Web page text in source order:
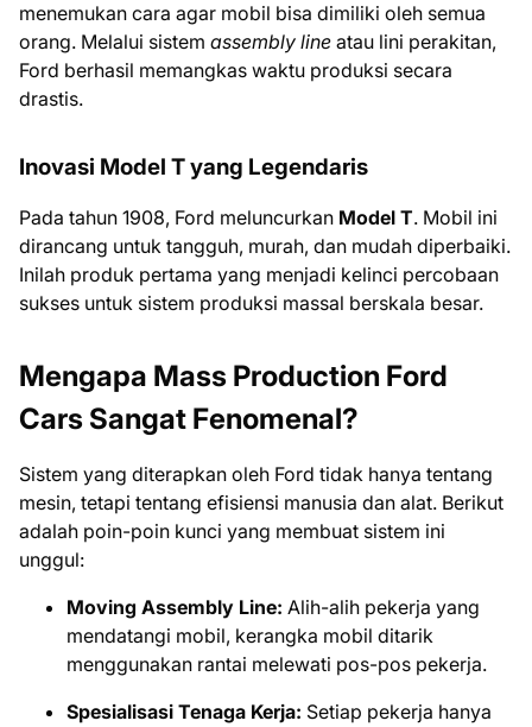
menemukan cara agar mobil bisa dimiliki oleh semua
orang. Melalui sistem assembly line atau lini perakitan,
Ford berhasil memangkas waktu produksi secara
drastis.
Inovasi Model T yang Legendaris
Pada tahun 1908, Ford meluncurkan Model T. Mobil ini
dirancang untuk tangguh, murah, dan mudah diperbaiki.
Inilah produk pertama yang menjadi kelinci percobaan
sukses untuk sistem produksi massal berskala besar.
Mengapa Mass Production Ford
Cars Sangat Fenomenal?
Sistem yang diterapkan oleh Ford tidak hanya tentang
mesin, tetapi tentang efisiensi manusia dan alat. Berikut
adalah poin-poin kunci yang membuat sistem ini
unggul:
Moving Assembly Line: Alih-alih pekerja yang
mendatangi mobil, kerangka mobil ditarik
menggunakan rantai melewati pos-pos pekerja.
Spesialisasi Tenaga Kerja: Setiap pekerja hanya